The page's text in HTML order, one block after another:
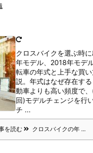
クロスバイクを選ぶ時
年モデル、2018年モデ
転車の年式と上手な買
説。年式はなぜ存在する
動車よりも高い頻度で
回)モデルチェンジを行い
チ ...
を読む クロスバイクの年 ...